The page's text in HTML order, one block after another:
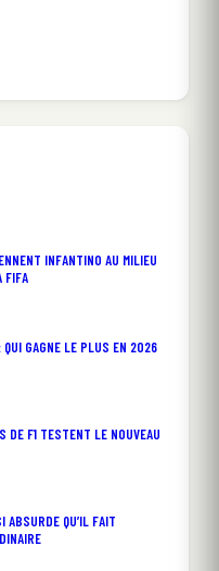
INFANTINO AU MILIEU
FIFA
QUI GAGNE LE PLUS EN 2026
DE F1 TESTENT LE NOUVEAU
ABSURDE QU’IL FAIT